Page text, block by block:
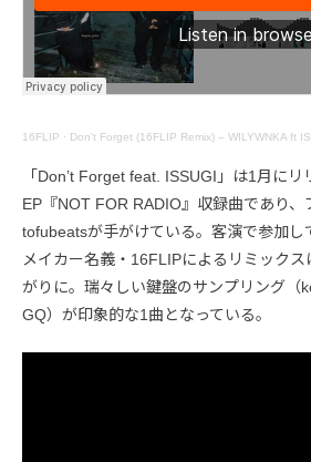
16FLIP · Don't Forget (16FLIP Remix) – WILYWNKA ft
「Don’t Forget feat. ISSUGI」は1月にリ
EP『NOT FOR RADIO』収録曲であり、
tofubeatsが手がけている。客演で参加し
メイカー名義・16FLIPによるリミック
がりに。瑞々しい鍵盤のサンプリング（
GQ）が印象的な1曲となっている。